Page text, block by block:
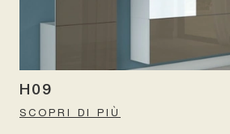
H09
SCOPRI DI PIÙ